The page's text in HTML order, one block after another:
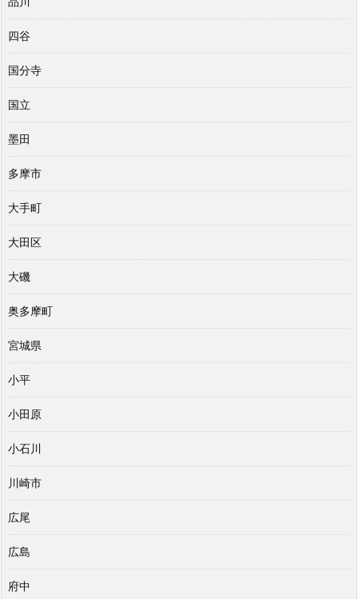
四谷
国分寺
国立
墨田
多摩市
大手町
大田区
大磯
奥多摩町
宮城県
小平
小田原
小石川
川崎市
広尾
広島
府中